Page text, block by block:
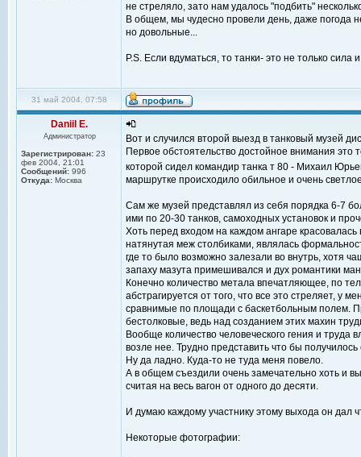
не стреляло, зато нам удалось "подбить"
В общем, мы чудесно провели день, даже погода
но довольные...
P.S. Если вдуматься, то танки- это не только
31 май 2004, 07:58
Daniil E.
Администратор
Зарегистрирован: 23
фев 2004, 21:01
Сообщений: 996
Откуда: Москва
Вот и случился второй выезд в танковый музей
Первое обстоятельство достойное внимания это
которой сидел командир танка т 80 - Михаил
маршрутке происходило обильное и очень
Сам же музей представлял из себя порядка 6-7
ими по 20-30 танков, самоходных установок и
Хоть перед входом на каждом ангаре
натянутая меж столбиками, являлась
где то было возможно залезали во внутрь, хотя
запаху мазута примешивался и дух романтики
Конечно количество метала впечатляющее, по
абстрагируется от того, что все это стреляет, у
сравнимые по площади с баскетбольным полем.
бестолковые, ведь над созданием этих махин
Вообще количество человеческого гения и труда
возле нее. Трудно представить что бы
Ну да ладно. Куда-то не туда меня повело.
А в общем съездили очень замечательно хоть и
считая на весь вагон от одного до десяти.
И думаю каждому участнику этому выхода он дал
Некоторые фотографии: